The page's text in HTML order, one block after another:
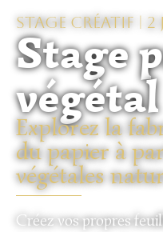
Stage créatif |
Stage
végétal
Explorez la
du papier à
végétales
Créez vos propres